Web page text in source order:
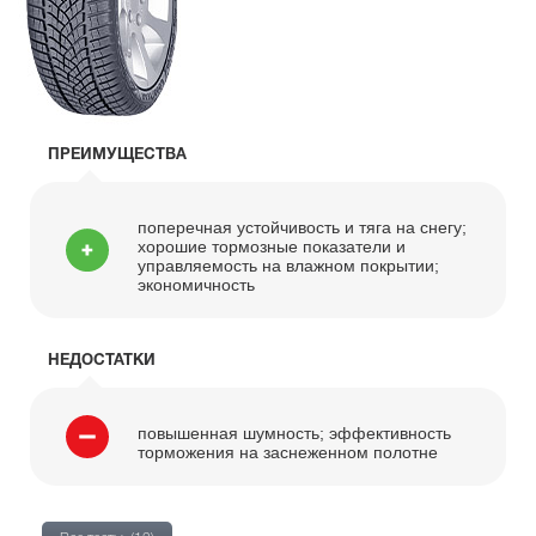
ПРЕИМУЩЕСТВА
поперечная устойчивость и тяга на снегу;
хорошие тормозные показатели и
управляемость на влажном покрытии;
экономичность
НЕДОСТАТКИ
повышенная шумность; эффективность
торможения на заснеженном полотне